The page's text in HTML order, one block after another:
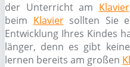
der Unterricht am Klavier
beim Klaviersollten Sie
Entwicklung Ihres Kindes
länger, denn es gibt
lernen bereits am großen